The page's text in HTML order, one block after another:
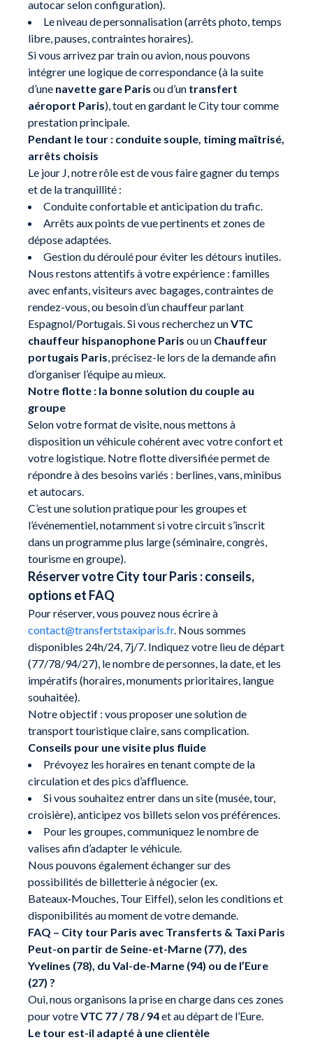
autocar selon configuration).
Le niveau de personnalisation (arrêts photo, temps
libre, pauses, contraintes horaires).
Si vous arrivez par train ou avion, nous pouvons
intégrer une logique de correspondance (à la suite
d’une navette gare Paris ou d’un transfert
aéroport Paris), tout en gardant le City tour comme
prestation principale.
Pendant le tour : conduite souple, timing maîtrisé,
arrêts choisis
Le jour J, notre rôle est de vous faire gagner du temps
et de la tranquillité :
Conduite confortable et anticipation du trafic.
Arrêts aux points de vue pertinents et zones de
dépose adaptées.
Gestion du déroulé pour éviter les détours inutiles.
Nous restons attentifs à votre expérience : familles
avec enfants, visiteurs avec bagages, contraintes de
rendez-vous, ou besoin d’un chauffeur parlant
Espagnol/Portugais. Si vous recherchez unVTC
chauffeur hispanophone Paris ou un Chauffeur
portugais Paris, précisez-le lors de la demande afin
d’organiser l’équipe au mieux.
Notre flotte : la bonne solution du couple au
groupe
Selon votre format de visite, nous mettons à
disposition un véhicule cohérent avec votre confort et
votre logistique. Notre flotte diversifiée permet de
répondre à des besoins variés : berlines, vans, minibus
et autocars.
C’est une solution pratique pour les groupes et
l’événementiel, notamment si votre circuit s’inscrit
dans un programme plus large (séminaire, congrès,
tourisme en groupe).
Réserver votre City tour Paris : conseils,
options et FAQ
Pour réserver, vous pouvez nous écrire à
contact@transfertstaxiparis.fr. Nous sommes
disponibles 24h/24, 7j/7. Indiquez votre lieu de départ
(77/78/94/27), le nombre de personnes, la date, et les
impératifs (horaires, monuments prioritaires, langue
souhaitée).
Notre objectif : vous proposer une solution de
transport touristique claire, sans complication.
Conseils pour une visite plus fluide
Prévoyez les horaires en tenant compte de la
circulation et des pics d’affluence.
Si vous souhaitez entrer dans un site (musée, tour,
croisière), anticipez vos billets selon vos préférences.
Pour les groupes, communiquez le nombre de
valises afin d’adapter le véhicule.
Nous pouvons également échanger sur des
possibilités de billetterie à négocier (ex.
Bateaux‑Mouches, Tour Eiffel), selon les conditions et
disponibilités au moment de votre demande.
FAQ – City tour Paris avec Transferts & Taxi Paris
Peut-on partir de Seine-et-Marne (77), des
Yvelines (78), du Val-de-Marne (94) ou de l’Eure
(27) ?
Oui, nous organisons la prise en charge dans ces zones
pour votreVTC 77 / 78 / 94et au départ de l’Eure.
Le tour est-il adapté à une clientèle